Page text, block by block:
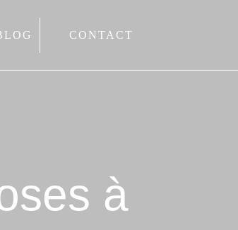
CONTACT
à